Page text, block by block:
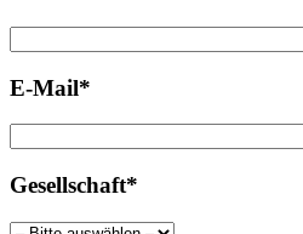
E-Mail*
Gesellschaft*